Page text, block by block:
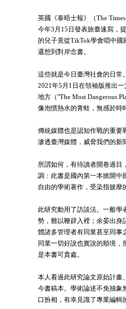
英國《泰晤士報》（The
今年3月15日發表旅臺速寫，
的兒子竟從TikTok學會唱中國
還想到對岸念書。
這些就是今日臺灣社會的日常
2021年5月1日在領袖版推出
地方（"The Most Dangerous
像泡慣熱水的青蛙，無感於時
傳統媒體也是認知作戰的重要
滲透臺灣媒體，威脅我們的新
所謂如何，有待讀者開卷過目
調：此書是國內第一本掀開中
自由的學術著作，受染指披靡
此研究動用了訪談法。一般學
勢，難以鞭辟入裡；余晏出身
體諸多管理者有同業甚至同事
同業一切好說也實說的順境，
是本書可貴處。
本人看過此研究論文原始計畫
今書稿本。學術論述不免抽象
口扮相，有幸見識了專業編輯